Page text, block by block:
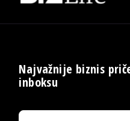
Najvažnije biznis
inboksu